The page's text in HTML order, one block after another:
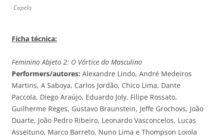
Capelo
Ficha técnica:
Feminino Abjeto 2: O Vórtice do Masculino
Performers/autores: Alexandre Lindo, André Medeiros
Martins, A Saboya, Carlos Jordão, Chico Lima, Dante
Paccola, Diego Araújo, Eduardo Joly, Filipe Rossato,
Guilherme Reges, Gustavo Braunstein, Jeffe Grochovs, João
Duarte, João Pedro Ribeiro, Leonardo Vasconcelos, Lucas
Asseituno, Marco Barreto, Nuno Lima e Thompson Loiola